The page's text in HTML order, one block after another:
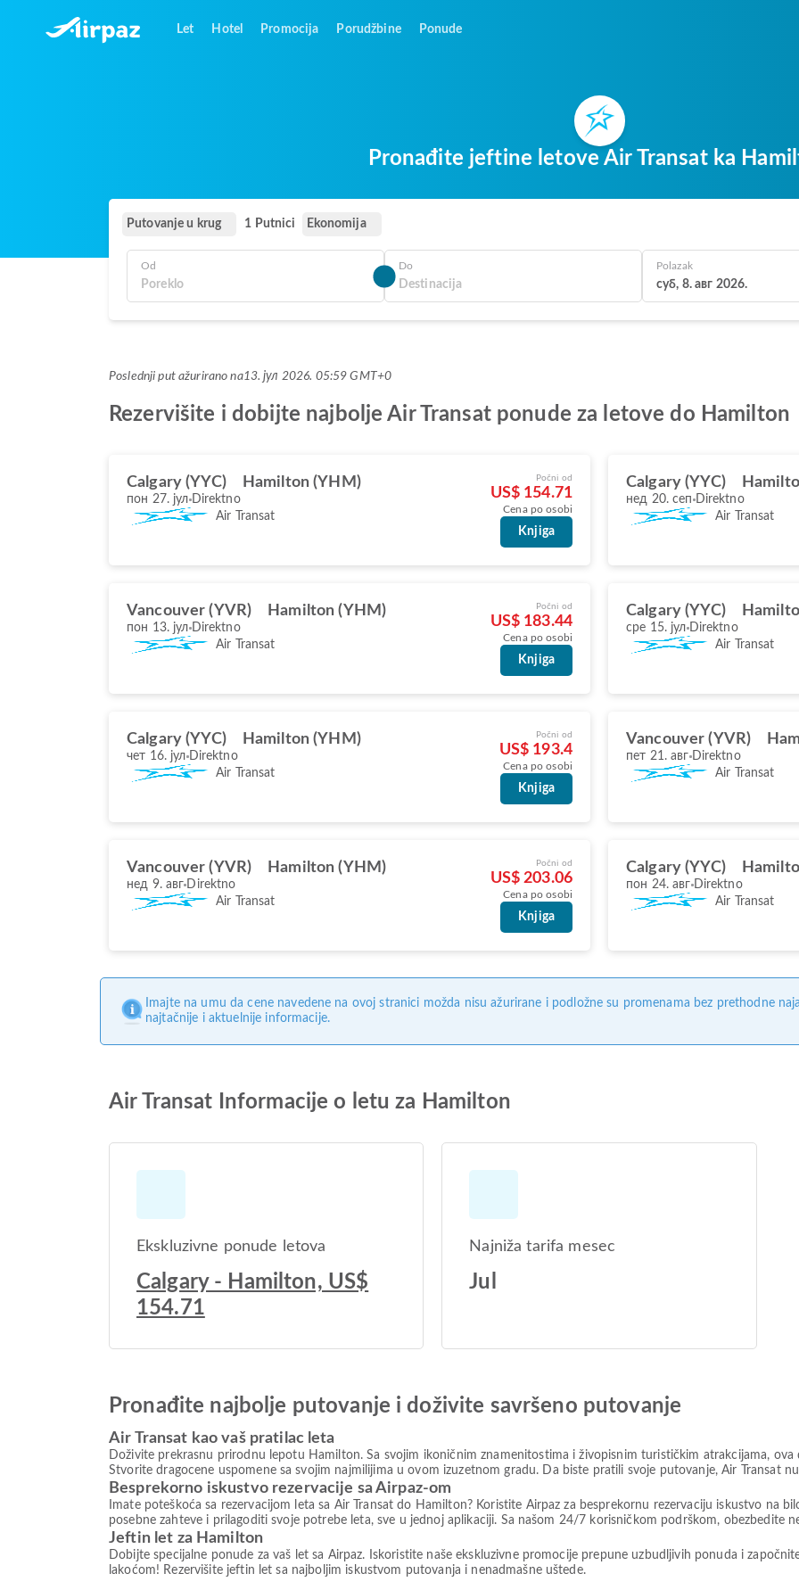
Let Hotel Promocija Porudžbine Ponude
Pronađite jeftine letove Air Transat ka
Putovanje u krug 1 Putnici Ekonomija
Od Do Polazak
суб, 8. авг 2026.
Poslednji put ažurirano na13. јул 2026. 05:59 GMT+0
Rezervišite i dobijte najbolje Air Transat ponude za letove do Hamilton
Calgary (YYC) Hamilton (YHM)
пон 27. јул Direktno
Air Transat
Počni od
US$ 154.71
Cena po osobi
Knjiga
Calgary (YYC)
нед 20. сеп Direktno
Air Transat
Vancouver (YVR) Hamilton (YHM)
пон 13. јул Direktno
Air Transat
Počni od
US$ 183.44
Cena po osobi
Knjiga
Calgary (YYC)
сре 15. јул Direktno
Air Transat
Calgary (YYC) Hamilton (YHM)
чет 16. јул Direktno
Air Transat
Počni od
US$ 193.4
Cena po osobi
Knjiga
Vancouver (YVR)
пет 21. авг Direktno
Air Transat
Vancouver (YVR) Hamilton (YHM)
нед 9. авг Direktno
Air Transat
Počni od
US$ 203.06
Cena po osobi
Knjiga
Calgary (YYC)
пон 24. авг Direktno
Air Transat
Imajte na umu da cene navedene na ovoj stranici možda nisu ažurirane i podložne su promenama bez prethodne
najtačnije i aktuelnije informacije.
Air Transat Informacije o letu za Hamilton
Ekskluzivne ponude letova
Calgary - Hamilton, US$
154.71
Najniža tarifa mesec
Jul
Pronađite najbolje putovanje i doživite savršeno putovanje
Air Transat kao vaš pratilac leta
Doživite prekrasnu prirodnu lepotu Hamilton. Sa svojim ikoničnim znamenitostima i živopisnim turističkim atrakcijama, ova
Stvorite dragocene uspomene sa svojim najmilijima u ovom izuzetnom gradu. Da biste pratili svoje putovanje, Air Transat
Besprekorno iskustvo rezervacije sa Airpaz-om
Imate poteškoća sa rezervacijom leta sa Air Transat do Hamilton? Koristite Airpaz za besprekornu rezervaciju iskustvo na
posebne zahteve i prilagoditi svoje potrebe leta, sve u jednoj aplikaciji. Sa našom 24/7 korisničkom podrškom, obezbedite
Jeftin let za Hamilton
Dobijte specijalne ponude za vaš let sa Airpaz. Iskoristite naše ekskluzivne promocije prepune uzbudljivih ponuda i
lakoćom! Rezervišite jeftin let sa najboljim iskustvom putovanja i nenadmašne uštede.